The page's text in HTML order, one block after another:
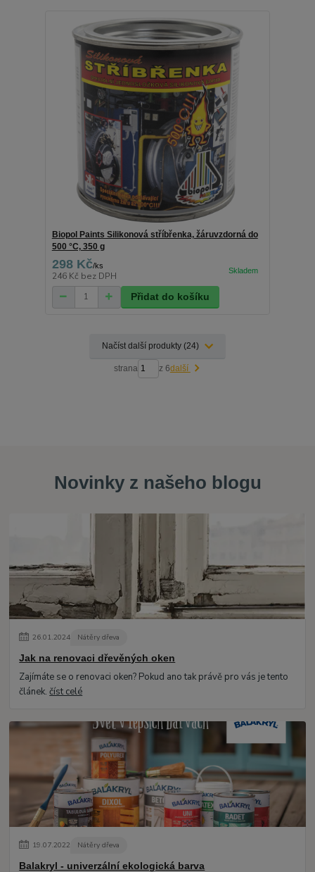
Biopol Paints Silikonová stříbřenka, žáruvzdorná do
500 °C, 350 g
298 Kč/ks
246 Kč bez DPH
Přidat do košíku
Načíst další produkty (24)
strana z 6další
Novinky z našeho blogu
26.01.2024 Nátěry dřeva
Jak na renovaci dřevěných oken
Zajímáte se o renovaci oken? Pokud ano tak právě pro vás je tento
článek.číst celé
19.07.2022 Nátěry dřeva
Balakryl - univerzální ekologická barva